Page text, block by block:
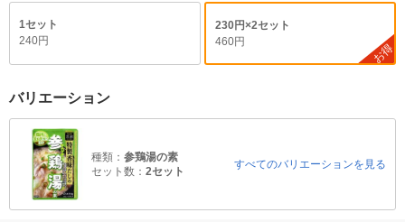
1セット
240円
230円×2セット
460円
お得
バリエーション
種類： 参鶏湯の素
セット数： 2セット
すべてのバリエーションを見る